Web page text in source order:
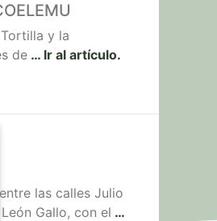
y la
de … Ir al artículo.
las calles Julio
Gallo, con el …